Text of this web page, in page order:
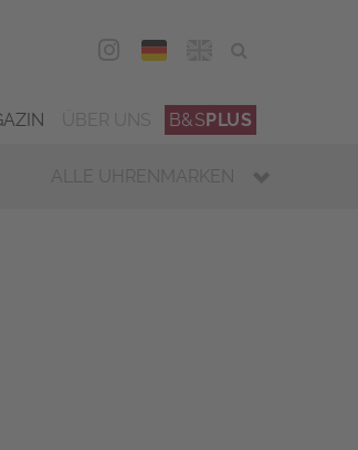
DEU
B&SPLUS
ALLE UHRENMARKEN